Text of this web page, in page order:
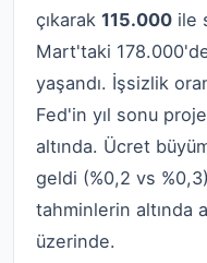
çıkarak 115.000 ile
Mart'taki
yaşandı. İşsizlik
Fed'in yıl sonu
altında. Ücret
geldi (%0,2 vs
tahminlerin altında
üzerinde.